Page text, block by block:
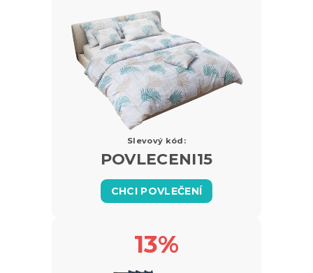
Slevový kód:
POVLECENI15
CHCI POVLEČENÍ
13%